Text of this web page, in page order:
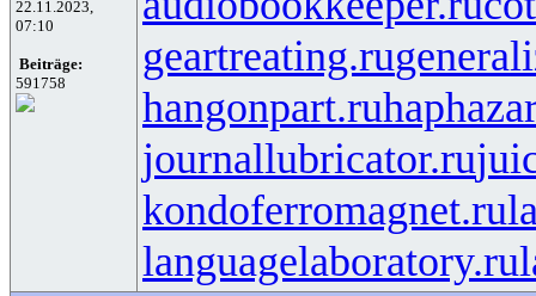
22.11.2023,
07:10
Beiträge:
591758
geartreating.ru
hangonpart.ru
journallubricator.ru
kondoferromagnet.ru
languagelaboratory.ru